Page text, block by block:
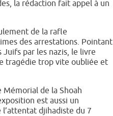
la rédaction fait appel à un
de la rafle
des arrestations. Pointant
par les nazis, le livre
tragédie trop vite oubliée et
Mémorial de la Shoah
est aussi un
djihadiste du 7